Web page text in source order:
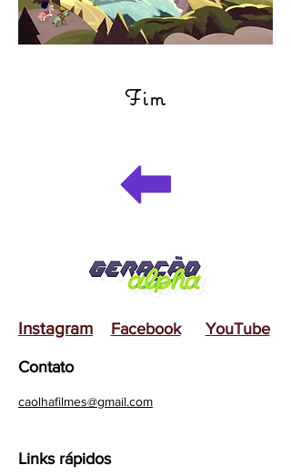
Fim
Instagram YouTube
Facebook
Contato
caolhafilmes@gmail.com
Links rápidos